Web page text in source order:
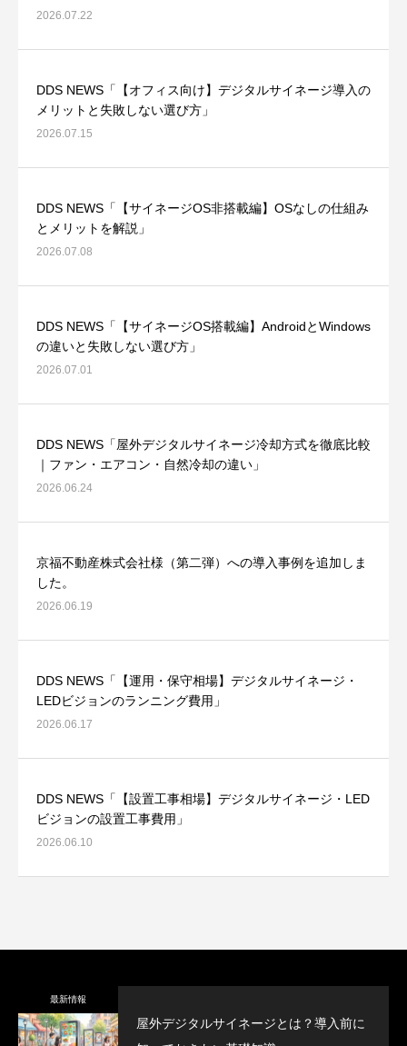
2026.07.22
DDS NEWS「【オフィス向け】デジタルサイネージ導入の
メリットと失敗しない選び方」
2026.07.15
DDS NEWS「【サイネージOS非搭載編】OSなしの仕組み
とメリットを解説」
2026.07.08
DDS NEWS「【サイネージOS搭載編】AndroidとWindows
の違いと失敗しない選び方」
2026.07.01
DDS NEWS「屋外デジタルサイネージ冷却方式を徹底比較
｜ファン・エアコン・自然冷却の違い」
2026.06.24
京福不動産株式会社様（第二弾）への導入事例を追加しま
した。
2026.06.19
DDS NEWS「【運用・保守相場】デジタルサイネージ・
LEDビジョンのランニング費用」
2026.06.17
DDS NEWS「【設置工事相場】デジタルサイネージ・LED
ビジョンの設置工事費用」
2026.06.10
最新情報
屋外デジタルサイネージとは？導入前に